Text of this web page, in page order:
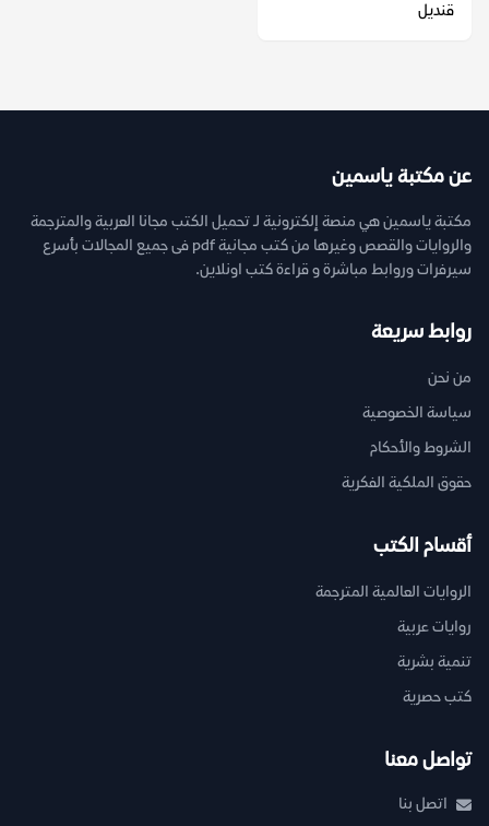
قنديل
عن مكتبة ياسمين
مكتبة ياسمين هي منصة إلكترونية لـ تحميل الكتب مجانا العربية والمترجمة
والروايات والقصص وغيرها من كتب مجانية pdf فى جميع المجالات بأسرع
سيرفرات وروابط مباشرة و قراءة كتب اونلاين.
روابط سريعة
من نحن
سياسة الخصوصية
الشروط والأحكام
حقوق الملكية الفكرية
أقسام الكتب
الروايات العالمية المترجمة
روايات عربية
تنمية بشرية
كتب حصرية
تواصل معنا
اتصل بنا